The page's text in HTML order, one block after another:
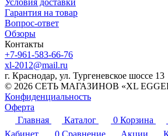
Гарантия на товар
Вопрос-ответ
Обзоры
Контакты
+7-961-583-66-76
xl-2012@mail.ru
г. Краснодар, ул. Тургеневское шоссе 13
© 2026 СЕТЬ МАГАЗИНОВ «XL
Конфиденциальность
Оферта
Главная
Каталог 0 Корзина
Кабинет
0 Сравнение Акции